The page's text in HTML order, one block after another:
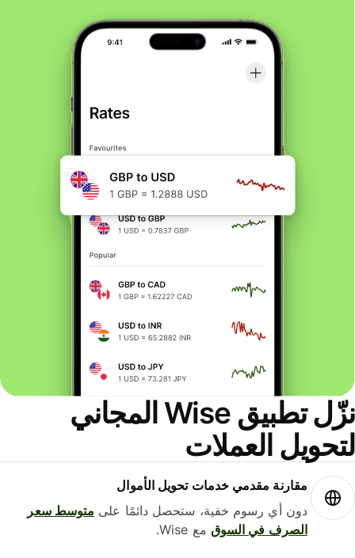
نزّل تطبيق Wise المجاني
العملات
مقارنة مقدمي خدمات تحويل الأموال
دون أي رسوم خفية، ستحصل دائمًا علىمتوسط ​​سعر
الصرف في السوقمع Wise.